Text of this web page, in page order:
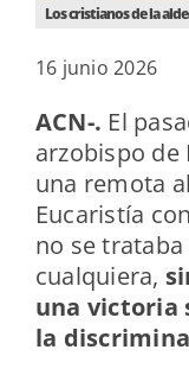
16 junio 2026
Los cristianos de la
ACN-. El
arzobispo de
una remota
Eucaristía
no se
cualquiera,
una victoria
la